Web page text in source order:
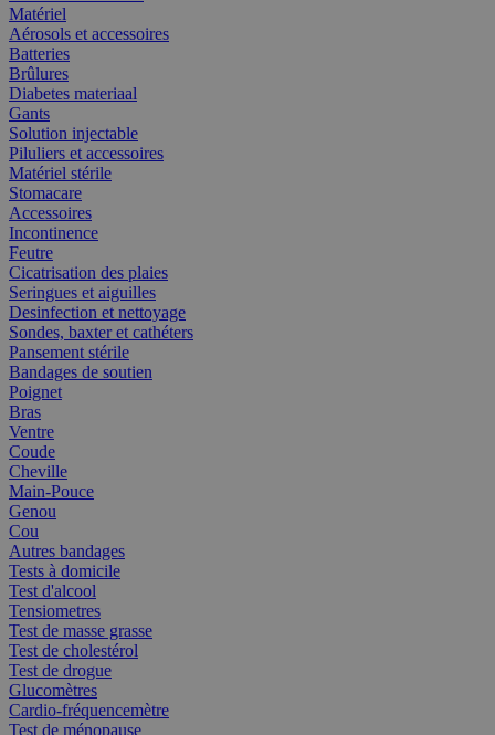
Matériel
Aérosols et accessoires
Batteries
Brûlures
Diabetes materiaal
Gants
Solution injectable
Piluliers et accessoires
Matériel stérile
Stomacare
Accessoires
Incontinence
Feutre
Cicatrisation des plaies
Seringues et aiguilles
Desinfection et nettoyage
Sondes, baxter et cathéters
Pansement stérile
Bandages de soutien
Poignet
Bras
Ventre
Coude
Cheville
Main-Pouce
Genou
Cou
Autres bandages
Tests à domicile
Test d'alcool
Tensiometres
Test de masse grasse
Test de cholestérol
Test de drogue
Glucomètres
Cardio-fréquencemètre
Test de ménopause